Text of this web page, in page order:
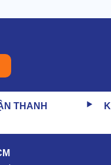
THANH